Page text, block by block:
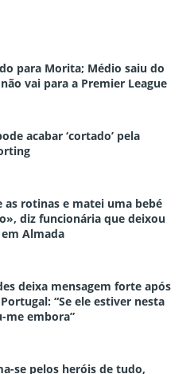
para Morita; Médio saiu do
vai para a Premier League
acabar ‘cortado’ pela
as rotinas e matei uma bebé
diz funcionária que deixou
Almada
deixa mensagem forte após
“Se ele estiver nesta
me embora”
se pelos heróis de tudo,